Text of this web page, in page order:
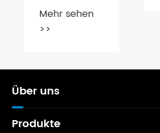
Leitfaden zu
Struktur,
Mehr sehen
>>
Über uns
Produkte